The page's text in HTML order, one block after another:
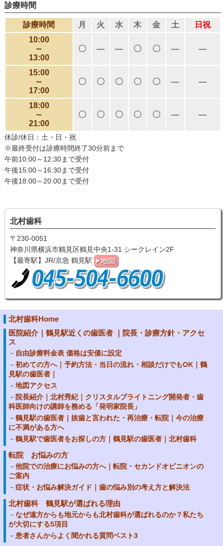
診療時間
診療時間 月 火 水 木 金 土
日祝
10:00
～
13:00
〇 ― ― 〇 〇 ― ―
15:00
～
17:00
〇 〇 〇 〇 〇 ― ―
18:00
～
21:00
〇 〇 〇 〇 〇 ― ―
休診/休日：土・日・祝
※最終受付は診療時間終了30分前まで
午前10:00～12:30まで受付
午後15:00～16:30まで受付
午後18:00～20:00まで受付
北村歯科
〒230-0051
神奈川県横浜市鶴見区鶴見中央1-31 シークレイン2F
【最寄駅】JR/京急 鶴見駅
北村歯科Home
医院紹介｜鶴見駅近くの歯医者 ｜院長・診療方針・アクセ
ス
自由診療料金表 価格は安価に設定
初めての方へ｜予約方法・当日の流れ・相談だけでもOK｜鶴
見駅の歯医者｜
地図アクセス
院長紹介｜北村秀紀｜クリスタルブライトニング開発者・歯
科医師向けの講師を務める「発明家院長」
鶴見駅の歯医者｜抜歯と言われた・再治療・転院｜今の治療
に不満がある方へ
鶴見駅で歯医者をお探しの方｜鶴見駅の歯医者｜北村歯科
転院 お悩みの方
他院での治療にお悩みの方へ｜転院・セカンドオピニオンの
ご案内
症状・お悩み解決ガイド｜歯の悩み別の考え方と解決法
北村歯科 鶴見駅が選ばれる理由
なぜ遠方からも地元からも北村歯科が選ばれるのか？私たち
が大切にする5項目
患者さんからよく聞かれる質問ベスト3